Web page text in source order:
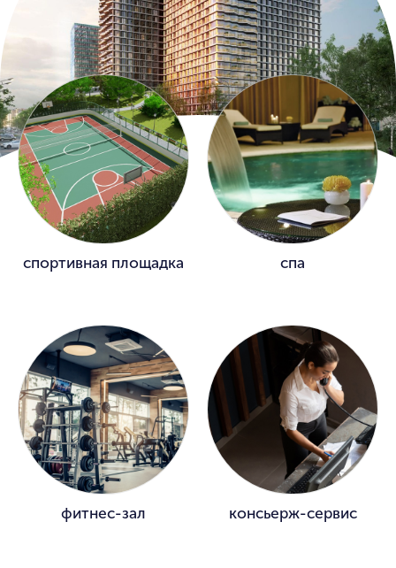
спортивная площадка спа
фитнес-зал консьерж-сервис